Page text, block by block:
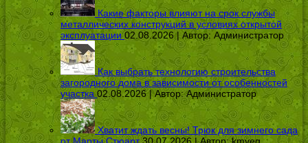
Какие факторы влияют на срок службы
металлических конструкций в условиях открытой
эксплуатации 02.08.2026 | Автор: Администратор
Как выбрать технологию строительства
загородного дома в зависимости от особенностей
участка 02.08.2026 | Автор:Администратор
Хватит ждать весны! Трюк для зимнего сада
от Марты Стюарт 30.07.2026 | Автор:kmveg